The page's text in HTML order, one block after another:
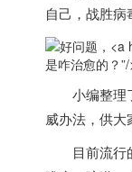
自己，战胜病
是咋治愈的？”/
小编整理
威办法，供大
目前流